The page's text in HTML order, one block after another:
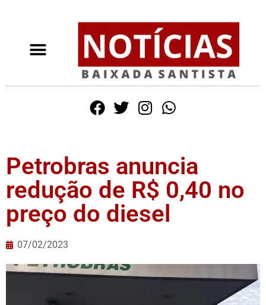
Petrobras anuncia
redução de R$ 0,40 no
preço do diesel
07/02/2023